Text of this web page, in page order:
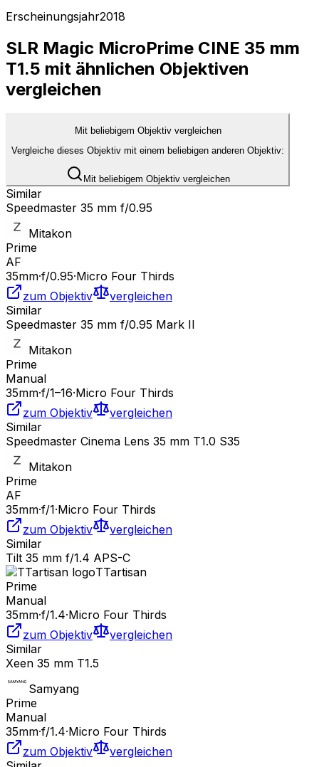
Erscheinungsjahr2018
SLR Magic MicroPrime CINE 35 mm
T1.5 mit ähnlichen Objektiven
vergleichen
Mit beliebigem Objektiv vergleichen
Vergleiche dieses Objektiv mit einem beliebigen anderen Objektiv:
Mit beliebigem Objektiv vergleichen
Similar
Speedmaster 35 mm f/0.95
Mitakon
Prime
AF
35mm·f/0.95·Micro Four Thirds
zum Objektiv
vergleichen
Similar
Speedmaster 35 mm f/0.95 Mark II
Mitakon
Prime
Manual
35mm·f/1–16·Micro Four Thirds
zum Objektiv
vergleichen
Similar
Speedmaster Cinema Lens 35 mm T1.0 S35
Mitakon
Prime
AF
35mm·f/1·Micro Four Thirds
zum Objektiv
vergleichen
Similar
Tilt 35 mm f/1.4 APS-C
TTartisan
Prime
Manual
35mm·f/1.4·Micro Four Thirds
zum Objektiv
vergleichen
Similar
Xeen 35 mm T1.5
Samyang
Prime
Manual
35mm·f/1.4·Micro Four Thirds
zum Objektiv
vergleichen